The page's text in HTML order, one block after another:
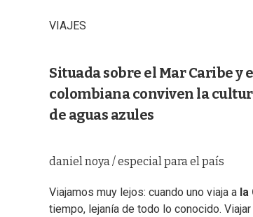
VIAJES
Situada sobre el Mar Caribe
colombiana conviven la
de aguas azules
daniel noya / especial para el país
Viajamos muy lejos: cuando uno viaja a
tiempo, lejanía de todo lo conocido.